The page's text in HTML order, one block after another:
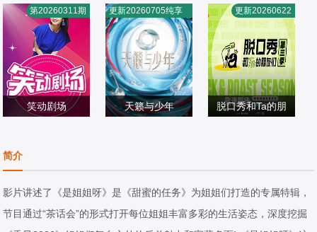
大陆综艺
2025/中国大陆
大陆综艺
2011/中国大陆
旭,王群
大陆综艺
2009/中国大陆
笑动剧场
志文,曹云金,文松
大陆综艺
2023/大陆
第20260311期
天籁与少年
阿朵
2026/大陆
更新20260705纯享
版
脱口秀和Ta的朋
2026/中国大陆
更新20260622
简介
影片讲述了《是姐姐呀》是《甜蜜的任务》为姐姐们打造的专属特辑，
节目通过“茶话会”的形式打开每位姐姐丰富多彩的生活姿态，深度挖掘